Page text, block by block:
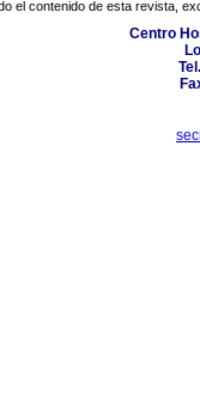
el contenido de esta revista,
Centro